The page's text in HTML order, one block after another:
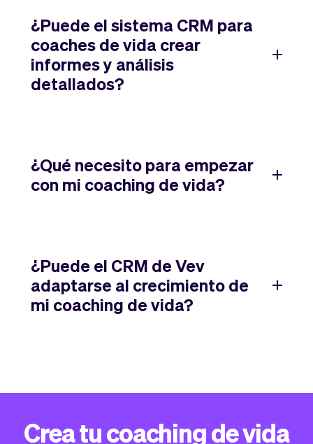
¿Puede el sistema CRM para
coaches de vida crear
informes y análisis
detallados?
¿Qué necesito para empezar
con mi coaching de vida?
¿Puede el CRM de Vev
adaptarse al crecimiento de
mi coaching de vida?
Crea tu coaching de vida